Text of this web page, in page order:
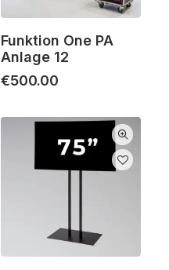
Funktion One PA
Anlage 12
€500.00